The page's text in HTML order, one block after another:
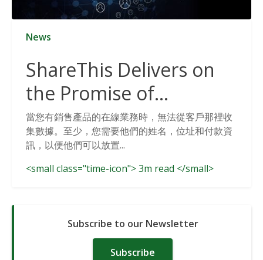
News
ShareThis Delivers on
the Promise of
Cookieless Data
Solutions
當您有銷售產品的在線業務時，無法從客戶那裡收
集數據。至少，您需要他們的姓名，位址和付款資
訊，以便他們可以放置...
<small class="time-icon"> 3m read </small>
Subscribe to our Newsletter
Subscribe